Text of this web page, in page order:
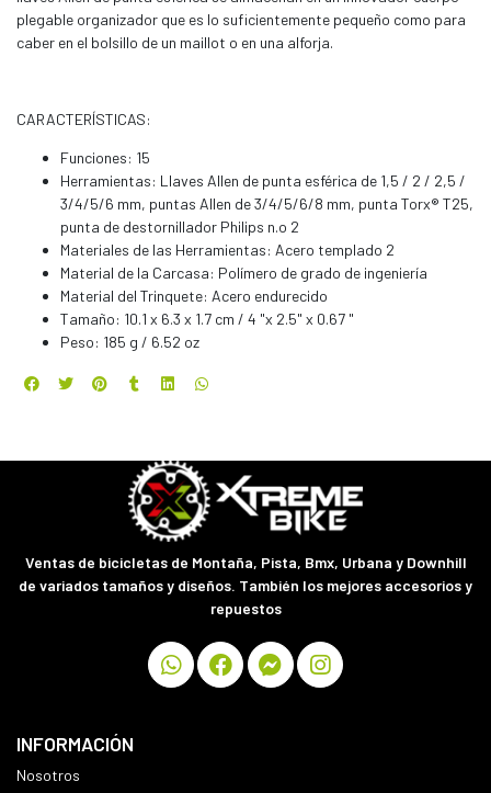
plegable organizador que es lo suficientemente pequeño como para
caber en el bolsillo de un maillot o en una alforja.
CARACTERÍSTICAS:
Funciones: 15
Herramientas: Llaves Allen de punta esférica de 1,5 / 2 / 2,5 /
3/4/5/6 mm, puntas Allen de 3/4/5/6/8 mm, punta Torx® T25,
punta de destornillador Philips n.o 2
Materiales de las Herramientas: Acero templado 2
Material de la Carcasa: Polímero de grado de ingeniería
Material del Trinquete: Acero endurecido
Tamaño: 10.1 x 6.3 x 1.7 cm / 4 "x 2.5" x 0.67 "
Peso: 185 g / 6.52 oz
Ventas de bicicletas de Montaña, Pista, Bmx, Urbana y Downhill
de variados tamaños y diseños. También los mejores accesorios y
repuestos
INFORMACIÓN
Nosotros